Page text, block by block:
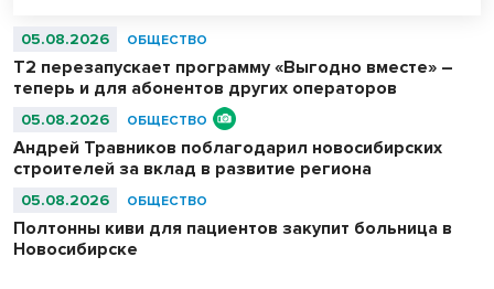
сервисов у пассажиров 16–44 лет. При этом миллениалы (29–44
аэропорту.
05.08.2026 ОБЩЕСТВО
Т2 перезапускает программу «Выгодно вместе» –
теперь и для абонентов других операторов
05.08.2026 ОБЩЕСТВО
Андрей Травников поблагодарил новосибирских
строителей за вклад в развитие региона
05.08.2026 ОБЩЕСТВО
Полтонны киви для пациентов закупит больница в
Новосибирске